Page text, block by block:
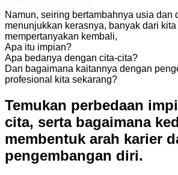
Namun, seiring bertambahnya usia dan
menunjukkan kerasnya, banyak dari
mempertanyakan kembali,
Apa itu impian?
Apa bedanya dengan cita-cita?
Dan bagaimana kaitannya dengan
profesional kita sekarang?
Temukan perbedaan
cita, serta bagaimana
membentuk arah karier
pengembangan diri.